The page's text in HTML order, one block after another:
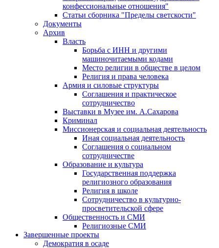
конфессиональные отношения"
Статьи сборника "Пределы светскости"
Документы
Архив
Власть
Борьба с ИНН и другими
машиночитаемыми кодами
Место религии в обществе в целом
Религия и права человека
Армия и силовые структуры
Соглашения и практическое
сотрудничество
Выставки в Музее им. А.Сахарова
Криминал
Миссионерская и социальная деятельность
Иная социальная деятельность
Соглашения о социальном
сотрудничестве
Образование и культура
Государственная поддержка
религиозного образования
Религия в школе
Сотрудничество в культурно-
просветительской сфере
Общественность и СМИ
Религиозные СМИ
Завершенные проекты
Демократия в осаде